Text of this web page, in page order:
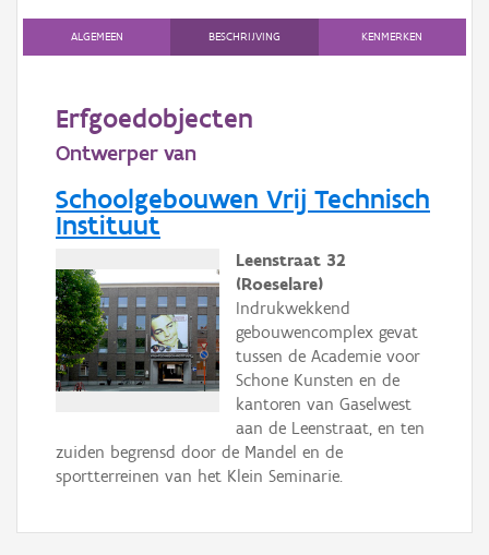
Hergebruik
Aanmelden
ALGEMEEN BESCHRIJVING KENMERKEN
Erfgoedobjecten
Ontwerper van
Schoolgebouwen Vrij Technisch
Instituut
Leenstraat 32
(Roeselare)
Indrukwekkend
gebouwencomplex gevat
tussen de Academie voor
Schone Kunsten en de
kantoren van Gaselwest
aan de Leenstraat, en ten
zuiden begrensd door de Mandel en de
sportterreinen van het Klein Seminarie.